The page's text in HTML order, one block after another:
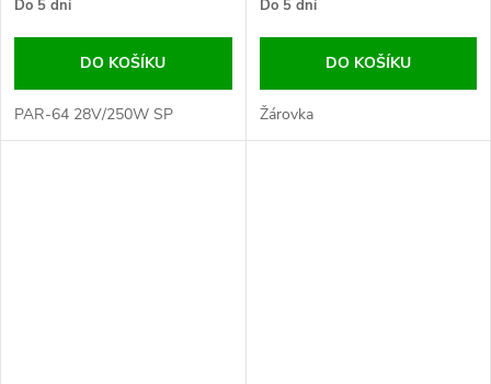
Do 5 dní
DO KOŠÍKU
PAR-64 28V/250W SP
Do 5 dní
DO KOŠÍKU
Žárovka